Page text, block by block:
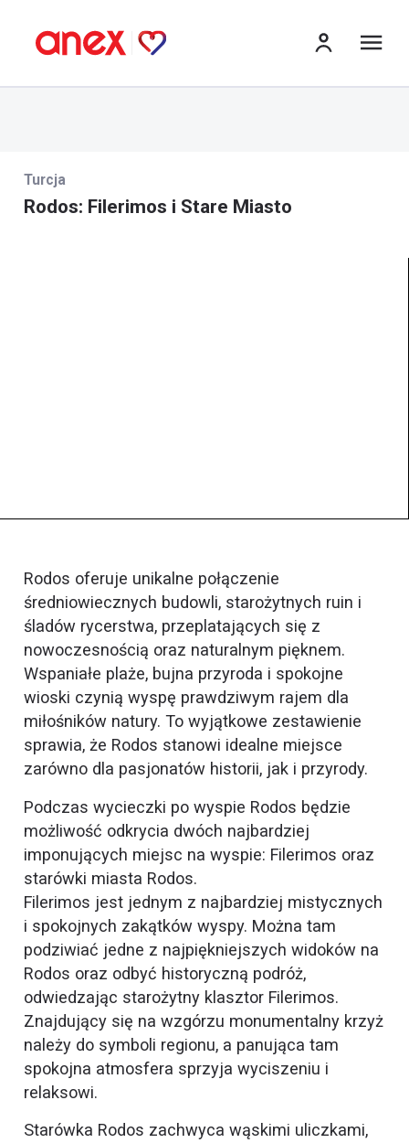
Turcja
Rodos: Filerimos i Stare Miasto
Rodos oferuje unikalne połączenie
średniowiecznych budowli, starożytnych ruin i
śladów rycerstwa, przeplatających się z
nowoczesnością oraz naturalnym pięknem.
Wspaniałe plaże, bujna przyroda i spokojne
wioski czynią wyspę prawdziwym rajem dla
miłośników natury. To wyjątkowe zestawienie
sprawia, że Rodos stanowi idealne miejsce
zarówno dla pasjonatów historii, jak i przyrody.
Podczas wycieczki po wyspie Rodos będzie
możliwość odkrycia dwóch najbardziej
imponujących miejsc na wyspie: Filerimos oraz
starówki miasta Rodos.
Filerimos jest jednym z najbardziej mistycznych
i spokojnych zakątków wyspy. Można tam
podziwiać jedne z najpiękniejszych widoków na
Rodos oraz odbyć historyczną podróż,
odwiedzając starożytny klasztor Filerimos.
Znajdujący się na wzgórzu monumentalny krzyż
należy do symboli regionu, a panująca tam
spokojna atmosfera sprzyja wyciszeniu i
relaksowi.
Starówka Rodos zachwyca wąskimi uliczkami,